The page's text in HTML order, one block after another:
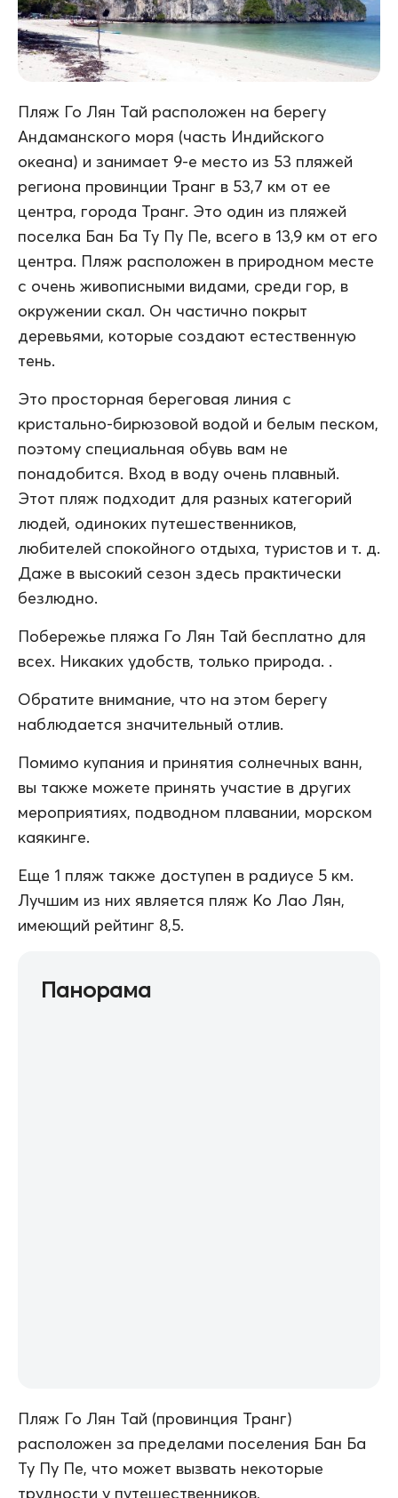
Пляж Го Лян Тай расположен на берегу
Андаманского моря (часть Индийского
океана) и занимает 9-е место из 53 пляжей
региона провинции Транг в 53,7 км от ее
центра, города Транг. Это один из пляжей
поселка Бан Ба Ту Пу Пе, всего в 13,9 км от его
центра. Пляж расположен в природном месте
с очень живописными видами, среди гор, в
окружении скал. Он частично покрыт
деревьями, которые создают естественную
тень.
Это просторная береговая линия с
кристально-бирюзовой водой и белым песком,
поэтому специальная обувь вам не
понадобится. Вход в воду очень плавный.
Этот пляж подходит для разных категорий
людей, одиноких путешественников,
любителей спокойного отдыха, туристов и т. д.
Даже в высокий сезон здесь практически
безлюдно.
Побережье пляжа Го Лян Тай бесплатно для
всех. Никаких удобств, только природа. .
Обратите внимание, что на этом берегу
наблюдается значительный отлив.
Помимо купания и принятия солнечных ванн,
вы также можете принять участие в других
мероприятиях, подводном плавании, морском
каякинге.
Еще 1 пляж также доступен в радиусе 5 км.
Лучшим из них является пляж Ко Лао Лян,
имеющий рейтинг 8,5.
Панорама
Пляж Го Лян Тай (провинция Транг)
расположен за пределами поселения Бан Ба
Ту Пу Пе, что может вызвать некоторые
трудности у путешественников,